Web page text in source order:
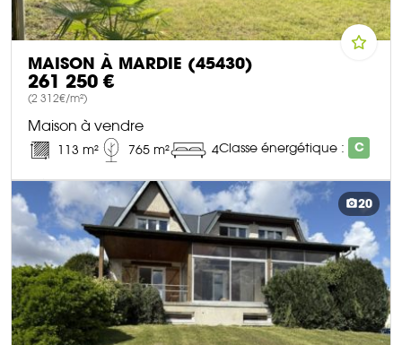
MAISON À MARDIE (45430)
261 250 €
(2 312€/m²)
Maison à vendre
113 m² 765 m² 4Classe énergétique : C
DÉCOUVRIR CE BIEN
20